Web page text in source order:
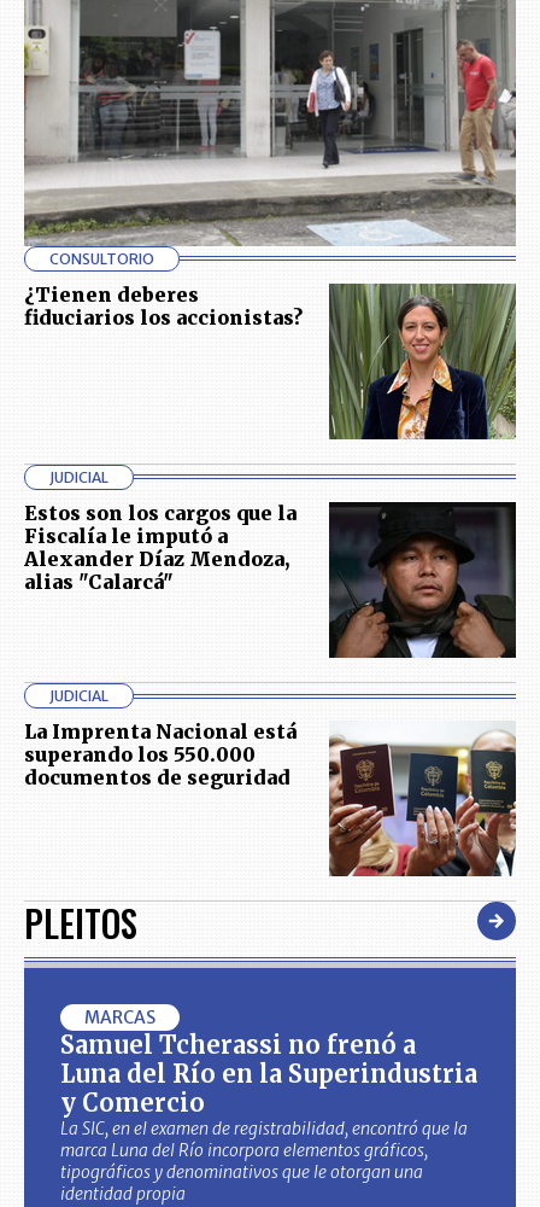
CONSULTORIO
¿Tienen deberes
fiduciarios los accionistas?
JUDICIAL
Estos son los cargos que la
Fiscalía le imputó a
Alexander Díaz Mendoza,
alias "Calarcá"
JUDICIAL
La Imprenta Nacional está
superando los 550.000
documentos de seguridad
PLEITOS
MARCAS
Samuel Tcherassi no frenó a
Luna del Río en la Superindustria
y Comercio
La SIC, en el examen de registrabilidad, encontró que la
marca Luna del Río incorpora elementos gráficos,
tipográficos y denominativos que le otorgan una
identidad propia